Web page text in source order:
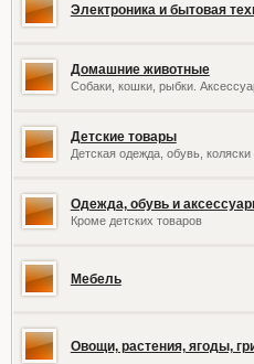
Электроника и бытовая
Домашние животные
Собаки, кошки, рыбки.
Детские товары
Детская одежда, обувь,
Одежда, обувь и
Кроме детских товаров
Мебель
Овощи, растения, ягоды,